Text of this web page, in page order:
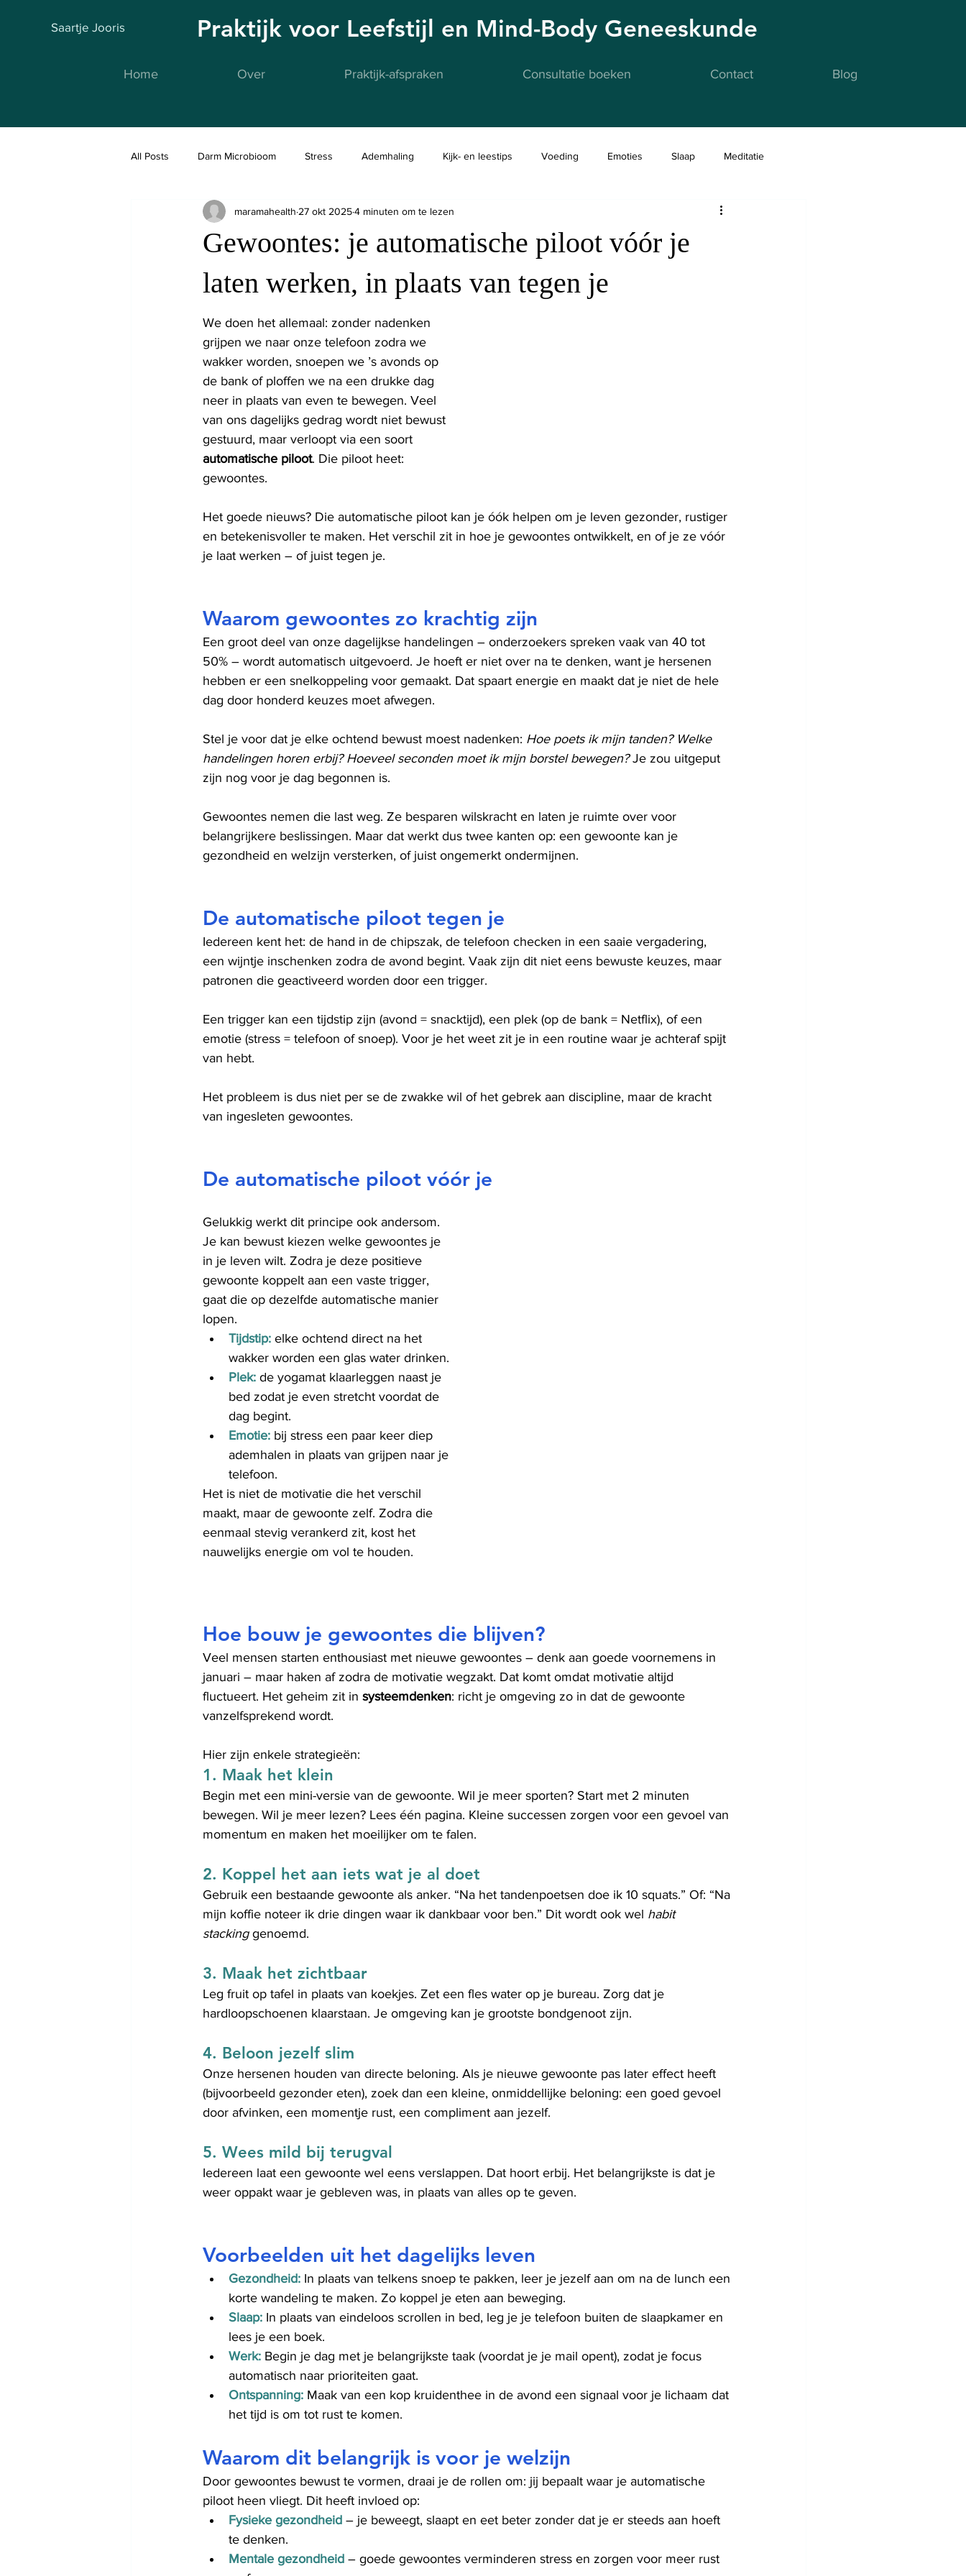
Saartje Jooris Praktijk voor Leefstijl en Mind-Body Geneeskunde
Home Over Praktijk-afspraken Consultatie boeken Contact Blog
All Posts Darm Microbioom Stress Ademhaling Kijk- en leestips Voeding Emoties Slaap Meditatie
Gewoontes: je automatische piloot vóór je
laten werken, in plaats van tegen je
maramahealth 27 okt 20254 minuten om te lezen
We doen het allemaal: zonder nadenken
grijpen we naar onze telefoon zodra we
wakker worden, snoepen we ’s avonds op
de bank of ploffen we na een drukke dag
neer in plaats van even te bewegen. Veel
van ons dagelijks gedrag wordt niet bewust
gestuurd, maar verloopt via een soort
automatische piloot. Die piloot heet:
gewoontes.
Het goede nieuws? Die automatische piloot kan je óók helpen om je leven gezonder, rustiger
en betekenisvoller te maken. Het verschil zit in hoe je gewoontes ontwikkelt, en of je ze vóór
je laat werken – of juist tegen je.
Waarom gewoontes zo krachtig zijn
Een groot deel van onze dagelijkse handelingen – onderzoekers spreken vaak van 40 tot
50% – wordt automatisch uitgevoerd. Je hoeft er niet over na te denken, want je hersenen
hebben er een snelkoppeling voor gemaakt. Dat spaart energie en maakt dat je niet de hele
dag door honderd keuzes moet afwegen.
Stel je voor dat je elke ochtend bewust moest nadenken: Hoe poets ik mijn tanden? Welke
handelingen horen erbij? Hoeveel seconden moet ik mijn borstel bewegen? Je zou uitgeput
zijn nog voor je dag begonnen is.
Gewoontes nemen die last weg. Ze besparen wilskracht en laten je ruimte over voor
belangrijkere beslissingen. Maar dat werkt dus twee kanten op: een gewoonte kan je
gezondheid en welzijn versterken, of juist ongemerkt ondermijnen.
De automatische piloot tegen je
Iedereen kent het: de hand in de chipszak, de telefoon checken in een saaie vergadering,
een wijntje inschenken zodra de avond begint. Vaak zijn dit niet eens bewuste keuzes, maar
patronen die geactiveerd worden door een trigger.
Een trigger kan een tijdstip zijn (avond = snacktijd), een plek (op de bank = Netflix), of een
emotie (stress = telefoon of snoep). Voor je het weet zit je in een routine waar je achteraf spijt
van hebt.
Het probleem is dus niet per se de zwakke wil of het gebrek aan discipline, maar de kracht
van ingesleten gewoontes.
De automatische piloot vóór je
Gelukkig werkt dit principe ook andersom.
Je kan bewust kiezen welke gewoontes je
in je leven wilt. Zodra je deze positieve
gewoonte koppelt aan een vaste trigger,
gaat die op dezelfde automatische manier
lopen.
Tijdstip: elke ochtend direct na het
wakker worden een glas water drinken.
Plek: de yogamat klaarleggen naast je
bed zodat je even stretcht voordat de
dag begint.
Emotie: bij stress een paar keer diep
ademhalen in plaats van grijpen naar je
telefoon.
Het is niet de motivatie die het verschil
maakt, maar de gewoonte zelf. Zodra die
eenmaal stevig verankerd zit, kost het
nauwelijks energie om vol te houden.
Hoe bouw je gewoontes die blijven?
Veel mensen starten enthousiast met nieuwe gewoontes – denk aan goede voornemens in
januari – maar haken af zodra de motivatie wegzakt. Dat komt omdat motivatie altijd
fluctueert. Het geheim zit in systeemdenken: richt je omgeving zo in dat de gewoonte
vanzelfsprekend wordt.
Hier zijn enkele strategieën:
1. Maak het klein
Begin met een mini-versie van de gewoonte. Wil je meer sporten? Start met 2 minuten
bewegen. Wil je meer lezen? Lees één pagina. Kleine successen zorgen voor een gevoel van
momentum en maken het moeilijker om te falen.
2. Koppel het aan iets wat je al doet
Gebruik een bestaande gewoonte als anker. “Na het tandenpoetsen doe ik 10 squats.” Of: “Na
mijn koffie noteer ik drie dingen waar ik dankbaar voor ben.” Dit wordt ook wel habit
stacking genoemd.
3. Maak het zichtbaar
Leg fruit op tafel in plaats van koekjes. Zet een fles water op je bureau. Zorg dat je
hardloopschoenen klaarstaan. Je omgeving kan je grootste bondgenoot zijn.
4. Beloon jezelf slim
Onze hersenen houden van directe beloning. Als je nieuwe gewoonte pas later effect heeft
(bijvoorbeeld gezonder eten), zoek dan een kleine, onmiddellijke beloning: een goed gevoel
door afvinken, een momentje rust, een compliment aan jezelf.
5. Wees mild bij terugval
Iedereen laat een gewoonte wel eens verslappen. Dat hoort erbij. Het belangrijkste is dat je
weer oppakt waar je gebleven was, in plaats van alles op te geven.
Voorbeelden uit het dagelijks leven
Gezondheid: In plaats van telkens snoep te pakken, leer je jezelf aan om na de lunch een
korte wandeling te maken. Zo koppel je eten aan beweging.
Slaap: In plaats van eindeloos scrollen in bed, leg je je telefoon buiten de slaapkamer en
lees je een boek.
Werk: Begin je dag met je belangrijkste taak (voordat je je mail opent), zodat je focus
automatisch naar prioriteiten gaat.
Ontspanning: Maak van een kop kruidenthee in de avond een signaal voor je lichaam dat
het tijd is om tot rust te komen.
Waarom dit belangrijk is voor je welzijn
Door gewoontes bewust te vormen, draai je de rollen om: jij bepaalt waar je automatische
piloot heen vliegt. Dit heeft invloed op:
Fysieke gezondheid – je beweegt, slaapt en eet beter zonder dat je er steeds aan hoeft
te denken.
Mentale gezondheid – goede gewoontes verminderen stress en zorgen voor meer rust